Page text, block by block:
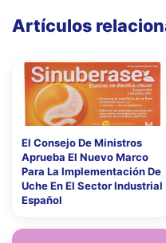
Artículos
El Consejo De Ministros
Aprueba El Nuevo Marco
Para La Implementación De
Uche En El Sector Industrial
Español